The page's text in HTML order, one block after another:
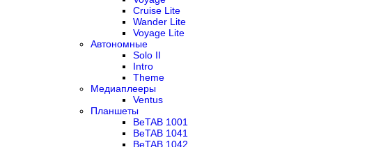
Cruise Lite
Wander Lite
Voyage Lite
Автономные
Solo II
Intro
Theme
Медиаплееры
Ventus
Планшеты
BeTAB 1001
BeTAB 1041
BeTAB 1042